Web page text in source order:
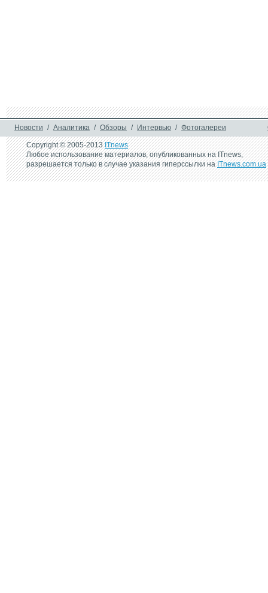
Новости / Аналитика / Обзоры / Интервью / Фотогалереи
Copyright © 2005-2013ITnews
Любое использование материалов, опубликованных на ITnews,
разрешается только в случае указания гиперссылки наITnews.com.ua